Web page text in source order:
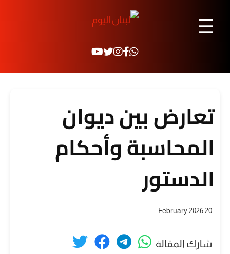
☰
تعارض بين ديوان
المحاسبة وأحكام
الدستور
20 February 2026
شارك المقالة